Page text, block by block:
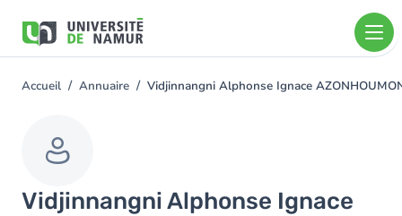
contenu
You
Accueil Annuaire Vidjinnangni Alphonse Ignace
Vidjinnangni Alphonse Ignace